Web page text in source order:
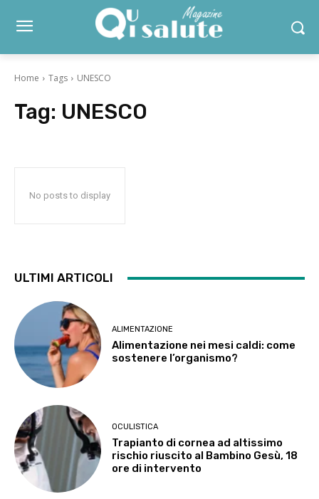
Home Tags UNESCO
Tag: UNESCO
No posts to display
ULTIMI ARTICOLI
ALIMENTAZIONE
Alimentazione nei mesi caldi: come
sostenere l’organismo?
OCULISTICA
Trapianto di cornea ad altissimo
rischio riuscito al Bambino Gesù, 18
ore di intervento